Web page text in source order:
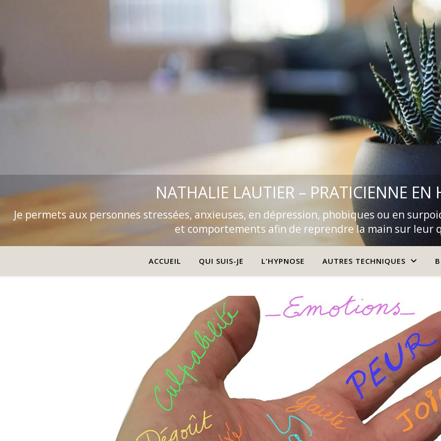
NATHALIE LAUTIER – PRATICIENNE EN
Je permets aux personnes stressées, anxieuses, en dépression, phobiques ou en
et comportements afin de reprendre la main sur leur
ACCUEIL QUI SUIS-JE L’HYPNOSE AUTRES TECHNIQUES